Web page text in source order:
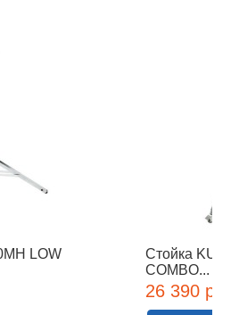
LOW
Стойка
COMBO...
26 390 руб